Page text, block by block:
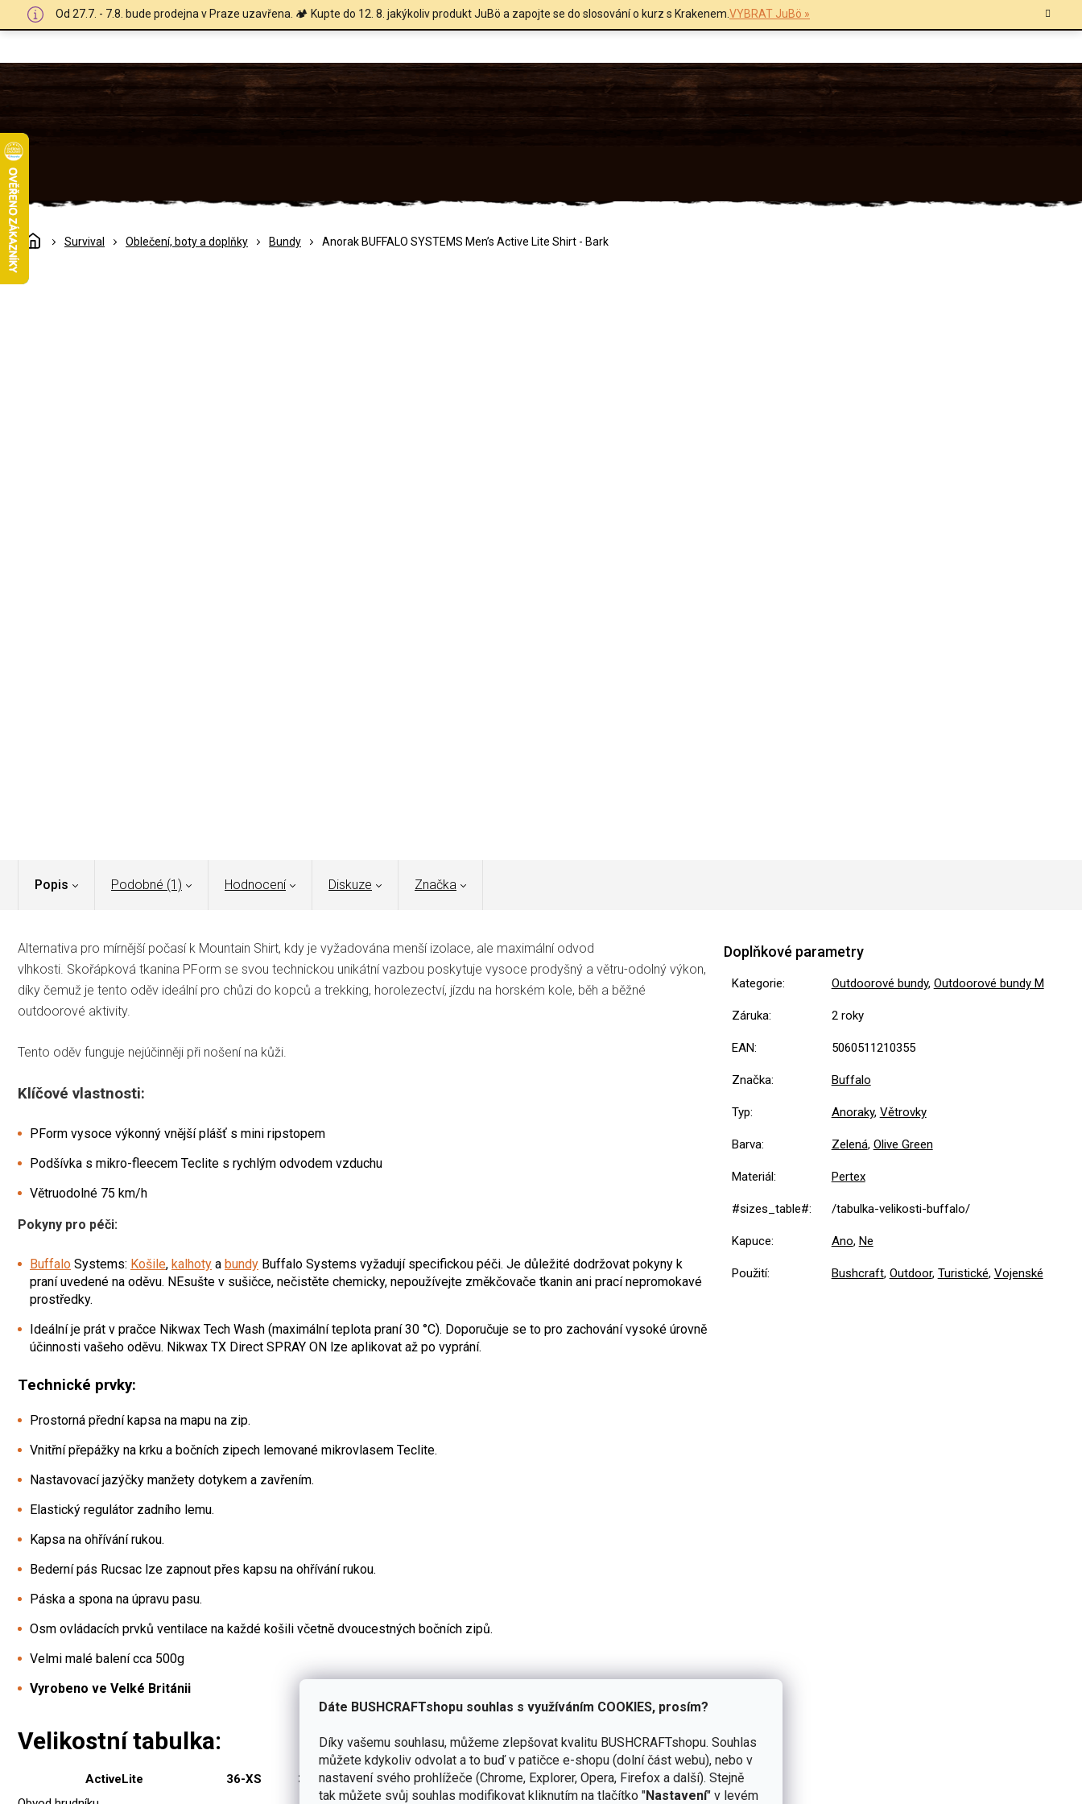
Dáte BUSHCRAFTshopu souhlas s využíváním COOKIES, prosím?
Díky vašemu souhlasu, můžeme zlepšovat kvalitu BUSHCRAFTshopu. Souhlas
můžete kdykoliv odvolat a to buď v patičce e-shopu (dolní část webu), nebo v
nastavení svého prohlížeče (Chrome, Explorer, Opera, Firefox a další). Stejně
tak můžete svůj souhlas modifikovat kliknutím na tlačítko "Nastavení" v levém
Od 27.7. - 7.8. bude prodejna v Praze uzavřena. 🏕️ Kupte do 12. 8. jakýkoliv produkt JuBö a zapojte se do slosování o kurz s Krakenem.VYBRAT JuBö »
DomůSurvival Oblečení, boty a doplňky Bundy Anorak BUFFALO SYSTEMS Men’s Active Lite Shirt - Bark
Popis Podobné (1) Hodnocení Diskuze Značka
Alternativa pro mírnější počasí k Mountain Shirt, kdy je vyžadována menší izolace, ale maximální odvod
vlhkosti. Skořápková tkanina PForm se svou technickou unikátní vazbou poskytuje vysoce prodyšný a větru-odolný výkon,
díky čemuž je tento oděv ideální pro chůzi do kopců a trekking, horolezectví, jízdu na horském kole, běh a běžné
outdoorové aktivity.
Tento oděv funguje nejúčinněji při nošení na kůži.
Klíčové vlastnosti:
PForm vysoce výkonný vnější plášť s mini ripstopem
Podšívka s mikro-fleecem Teclite s rychlým odvodem vzduchu
Větruodolné 75 km/h
Pokyny pro péči:
Buffalo Systems: Košile, kalhoty a bundy Buffalo Systems vyžadují specifickou péči. Je důležité dodržovat pokyny k
praní uvedené na oděvu. NEsušte v sušičce, nečistěte chemicky, nepoužívejte změkčovače tkanin ani prací nepromokavé
prostředky.
Ideální je prát v pračce Nikwax Tech Wash (maximální teplota praní 30 °C). Doporučuje se to pro zachování vysoké úrovně
účinnosti vašeho oděvu. Nikwax TX Direct SPRAY ON lze aplikovat až po vyprání.
Technické prvky:
Prostorná přední kapsa na mapu na zip.
Vnitřní přepážky na krku a bočních zipech lemované mikrovlasem Teclite.
Nastavovací jazýčky manžety dotykem a zavřením.
Elastický regulátor zadního lemu.
Kapsa na ohřívání rukou.
Bederní pás Rucsac lze zapnout přes kapsu na ohřívání rukou.
Páska a spona na úpravu pasu.
Osm ovládacích prvků ventilace na každé košili včetně dvoucestných bočních zipů.
Velmi malé balení cca 500g
Vyrobeno ve Velké Británii
Velikostní tabulka:
ActiveLite 36-XS 38-S 40-M 42-L 44-XL 46-XXL
48-3XL
Doplňkové parametry
Kategorie: Outdoorové bundy, Outdoorové bundy M
Záruka: 2 roky
EAN: 5060511210355
Značka: Buffalo
Typ: Anoraky, Větrovky
Barva: Zelená, Olive Green
Materiál: Pertex
#sizes_table#: /tabulka-velikosti-buffalo/
Kapuce: Ano, Ne
Použití: Bushcraft, Outdoor, Turistické, Vojenské